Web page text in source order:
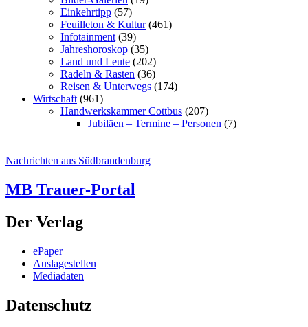
Einkehrtipp (57)
Feuilleton & Kultur(461)
Infotainment (39)
Jahreshoroskop (35)
Land und Leute (202)
Radeln & Rasten (36)
Reisen & Unterwegs (174)
Wirtschaft (961)
Handwerkskammer Cottbus (207)
Jubiläen – Termine – Personen (7)
Nachrichten aus Südbrandenburg
MB Trauer-Portal
Der Verlag
ePaper
Auslagestellen
Mediadaten
Datenschutz